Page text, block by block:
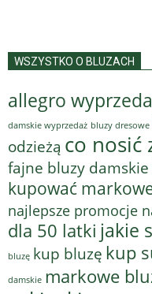
WSZYSTKO O BLUZACH
allegro
damskie wyprzedaż bluzy dresowe
odzieżą co nosić
fajne bluzy damskie
kupować
najlepsze promocje
dla 50 latki jakie
bluzę kup bluzę kup
damskie markowe